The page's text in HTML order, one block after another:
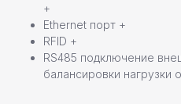
+
Ethernet порт +
RFID +
RS485 подключение
балансировки нагрузки